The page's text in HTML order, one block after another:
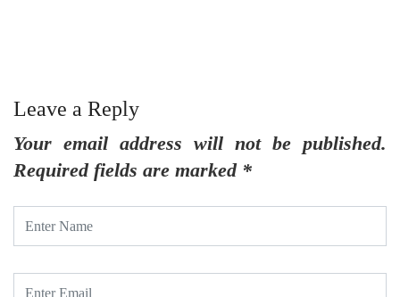
Leave a Reply
Your email address will not be published.
Required fields are marked *